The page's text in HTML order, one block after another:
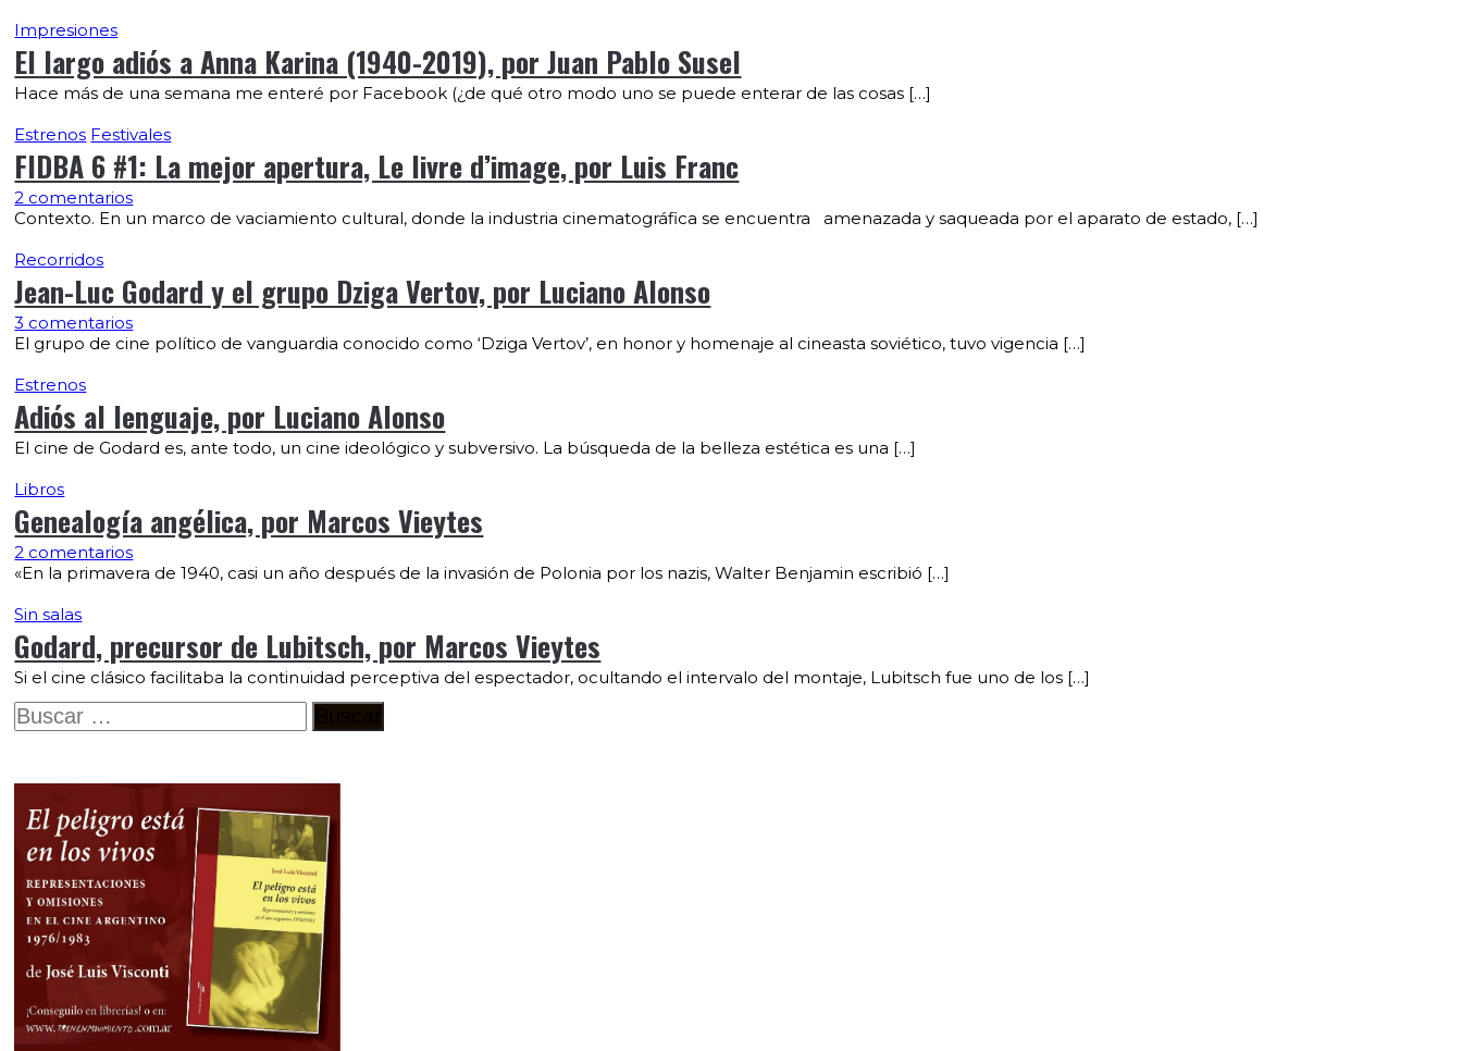
Impresiones
El largo adiós a Anna Karina (1940-2019), por Juan Pablo Susel
Hace más de una semana me enteré por Facebook (¿de qué otro modo uno se puede enterar de las cosas […]
Estrenos Festivales
FIDBA 6 #1: La mejor apertura, Le livre d’image, por Luis Franc
2 comentarios
Contexto. En un marco de vaciamiento cultural, donde la industria cinematográfica se encuentra amenazada y saqueada por el aparato de estado, […]
Recorridos
Jean-Luc Godard y el grupo Dziga Vertov, por Luciano Alonso
3 comentarios
El grupo de cine político de vanguardia conocido como ‘Dziga Vertov’, en honor y homenaje al cineasta soviético, tuvo vigencia […]
Estrenos
Adiós al lenguaje, por Luciano Alonso
El cine de Godard es, ante todo, un cine ideológico y subversivo. La búsqueda de la belleza estética es una […]
Libros
Genealogía angélica, por Marcos Vieytes
2 comentarios
«En la primavera de 1940, casi un año después de la invasión de Polonia por los nazis, Walter Benjamin escribió […]
Sin salas
Godard, precursor de Lubitsch, por Marcos Vieytes
Si el cine clásico facilitaba la continuidad perceptiva del espectador, ocultando el intervalo del montaje, Lubitsch fue uno de los […]
Buscar: